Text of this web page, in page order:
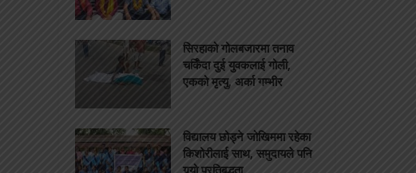
सिरहाको गोलबजारमा तनाव
चर्किँदा दुई युवकलाई गोली,
एकको मृत्यु, अर्का गम्भीर
विद्यालय छोड्ने जोखिममा रहेका
किशोरीलाई साथ, समुदायले पनि
गर्‍यो प्रतिबद्धता